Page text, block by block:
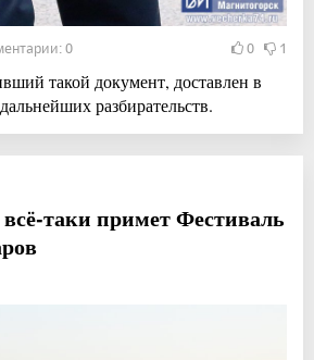
0 0 1
такой документ, доставлен в
разбирательств.
таки примет Фестиваль